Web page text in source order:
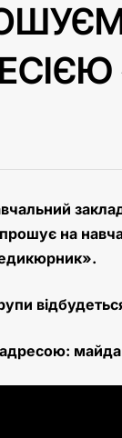
на